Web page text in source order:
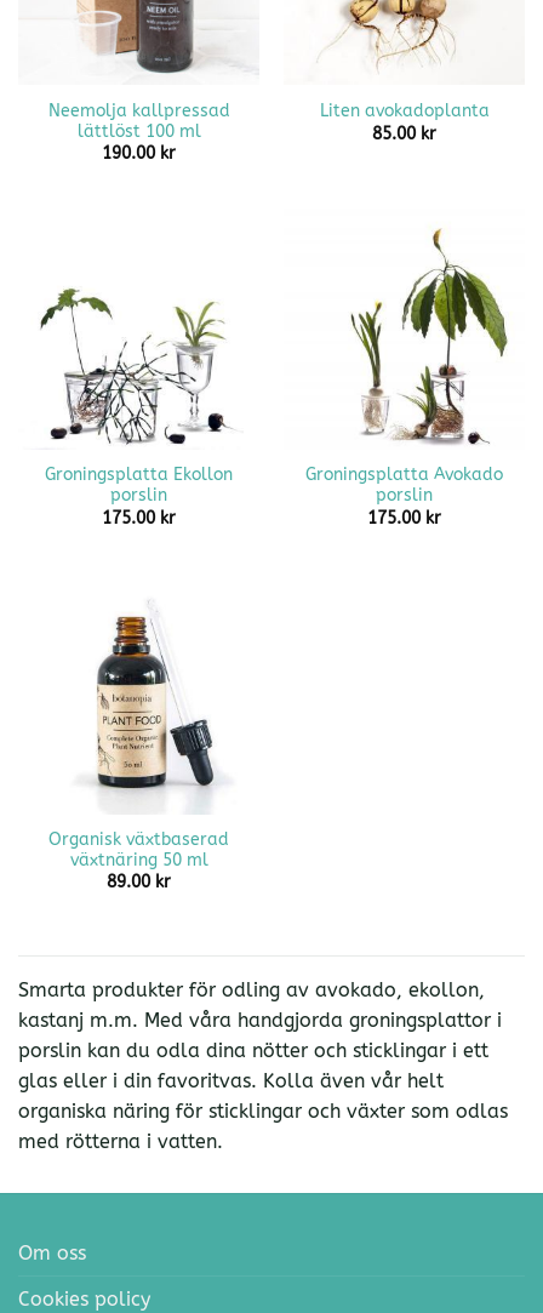
Neemolja kallpressad
lättlöst 100 ml
190.00 kr
Liten avokadoplanta
85.00 kr
Groningsplatta Ekollon
porslin
175.00 kr
Groningsplatta Avokado
porslin
175.00 kr
Organisk växtbaserad
växtnäring 50 ml
89.00 kr
Smarta produkter för odling av avokado, ekollon,
kastanj m.m. Med våra handgjorda groningsplattor i
porslin kan du odla dina nötter och sticklingar i ett
glas eller i din favoritvas. Kolla även vår helt
organiska näring för sticklingar och växter som odlas
med rötterna i vatten.
Om oss
Cookies policy